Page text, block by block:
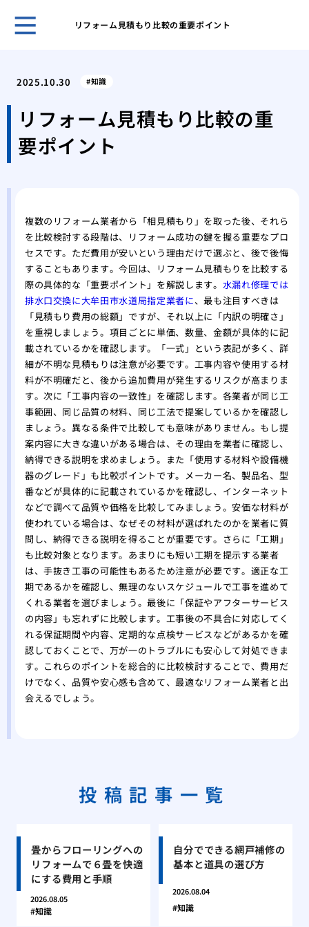
リフォーム見積もり比較の重要ポイント
前
愛
シ
素
能
替え
2025.10.30 知識
リフォーム見積もり比較の重
要ポイント
複数のリフォーム業者から「相見積もり」を取った後、それら
を比較検討する段階は、リフォーム成功の鍵を握る重要なプロ
セスです。ただ費用が安いという理由だけで選ぶと、後で後悔
することもあります。今回は、リフォーム見積もりを比較する
際の具体的な「重要ポイント」を解説します。 水漏れ修理では
排水口交換に大牟田市水道局指定業者に、最も注目すべきは
「見積もり費用の総額」ですが、それ以上に「内訳の明確さ」
を重視しましょう。項目ごとに単価、数量、金額が具体的に記
載されているかを確認します。「一式」という表記が多く、詳
細が不明な見積もりは注意が必要です。工事内容や使用する材
料が不明確だと、後から追加費用が発生するリスクが高まりま
す。次に「工事内容の一致性」を確認します。各業者が同じ工
事範囲、同じ品質の材料、同じ工法で提案しているかを確認し
ましょう。異なる条件で比較しても意味がありません。もし提
案内容に大きな違いがある場合は、その理由を業者に確認し、
納得できる説明を求めましょう。また「使用する材料や設備機
器のグレード」も比較ポイントです。メーカー名、製品名、型
番などが具体的に記載されているかを確認し、インターネット
などで調べて品質や価格を比較してみましょう。安価な材料が
使われている場合は、なぜその材料が選ばれたのかを業者に質
問し、納得できる説明を得ることが重要です。さらに「工期」
も比較対象となります。あまりにも短い工期を提示する業者
は、手抜き工事の可能性もあるため注意が必要です。適正な工
期であるかを確認し、無理のないスケジュールで工事を進めて
くれる業者を選びましょう。最後に「保証やアフターサービス
の内容」も忘れずに比較します。工事後の不具合に対応してく
れる保証期間や内容、定期的な点検サービスなどがあるかを確
認しておくことで、万が一のトラブルにも安心して対処できま
す。これらのポイントを総合的に比較検討することで、費用だ
けでなく、品質や安心感も含めて、最適なリフォーム業者と出
会えるでしょう。
投稿記事一覧
畳からフローリングへの
リフォームで６畳を快適
にする費用と手順
2026.08.05
知識
自分でできる網戸補修の
基本と道具の選び方
2026.08.04
知識